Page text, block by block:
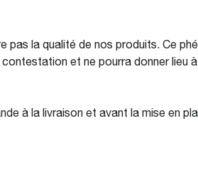
pas la qualité de nos produits. Ce
et ne pourra donner lieu
à la livraison et avant la mise en